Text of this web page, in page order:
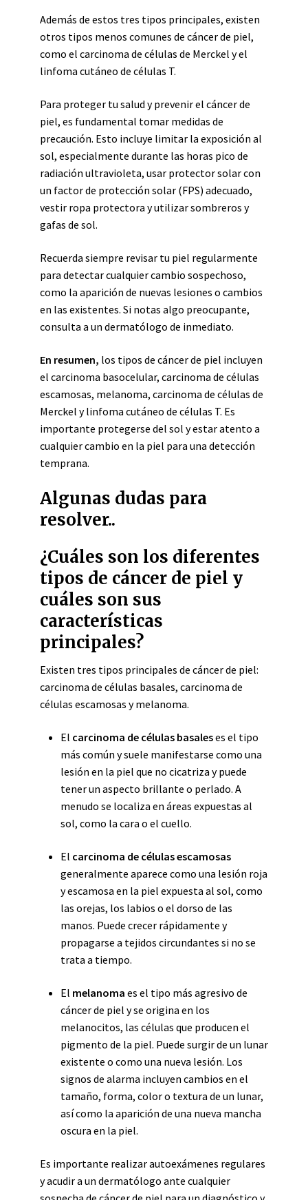
Además de estos tres tipos principales, existen
otros tipos menos comunes de cáncer de piel,
como el carcinoma de células de Merckel y el
linfoma cutáneo de células T.
Para proteger tu salud y prevenir el cáncer de
piel, es fundamental tomar medidas de
precaución. Esto incluye limitar la exposición al
sol, especialmente durante las horas pico de
radiación ultravioleta, usar protector solar con
un factor de protección solar (FPS) adecuado,
vestir ropa protectora y utilizar sombreros y
gafas de sol.
Recuerda siempre revisar tu piel regularmente
para detectar cualquier cambio sospechoso,
como la aparición de nuevas lesiones o cambios
en las existentes. Si notas algo preocupante,
consulta a un dermatólogo de inmediato.
En resumen, los tipos de cáncer de piel incluyen
el carcinoma basocelular, carcinoma de células
escamosas, melanoma, carcinoma de células de
Merckel y linfoma cutáneo de células T. Es
importante protegerse del sol y estar atento a
cualquier cambio en la piel para una detección
temprana.
Algunas dudas para
resolver..
¿Cuáles son los diferentes
tipos de cáncer de piel y
cuáles son sus
características
principales?
Existen tres tipos principales de cáncer de piel:
carcinoma de células basales, carcinoma de
células escamosas y melanoma.
El carcinoma de células basaleses el tipo
más común y suele manifestarse como una
lesión en la piel que no cicatriza y puede
tener un aspecto brillante o perlado. A
menudo se localiza en áreas expuestas al
sol, como la cara o el cuello.
El carcinoma de células escamosas
generalmente aparece como una lesión roja
y escamosa en la piel expuesta al sol, como
las orejas, los labios o el dorso de las
manos. Puede crecer rápidamente y
propagarse a tejidos circundantes si no se
trata a tiempo.
El melanoma es el tipo más agresivo de
cáncer de piel y se origina en los
melanocitos, las células que producen el
pigmento de la piel. Puede surgir de un lunar
existente o como una nueva lesión. Los
signos de alarma incluyen cambios en el
tamaño, forma, color o textura de un lunar,
así como la aparición de una nueva mancha
oscura en la piel.
Es importante realizar autoexámenes regulares
y acudir a un dermatólogo ante cualquier